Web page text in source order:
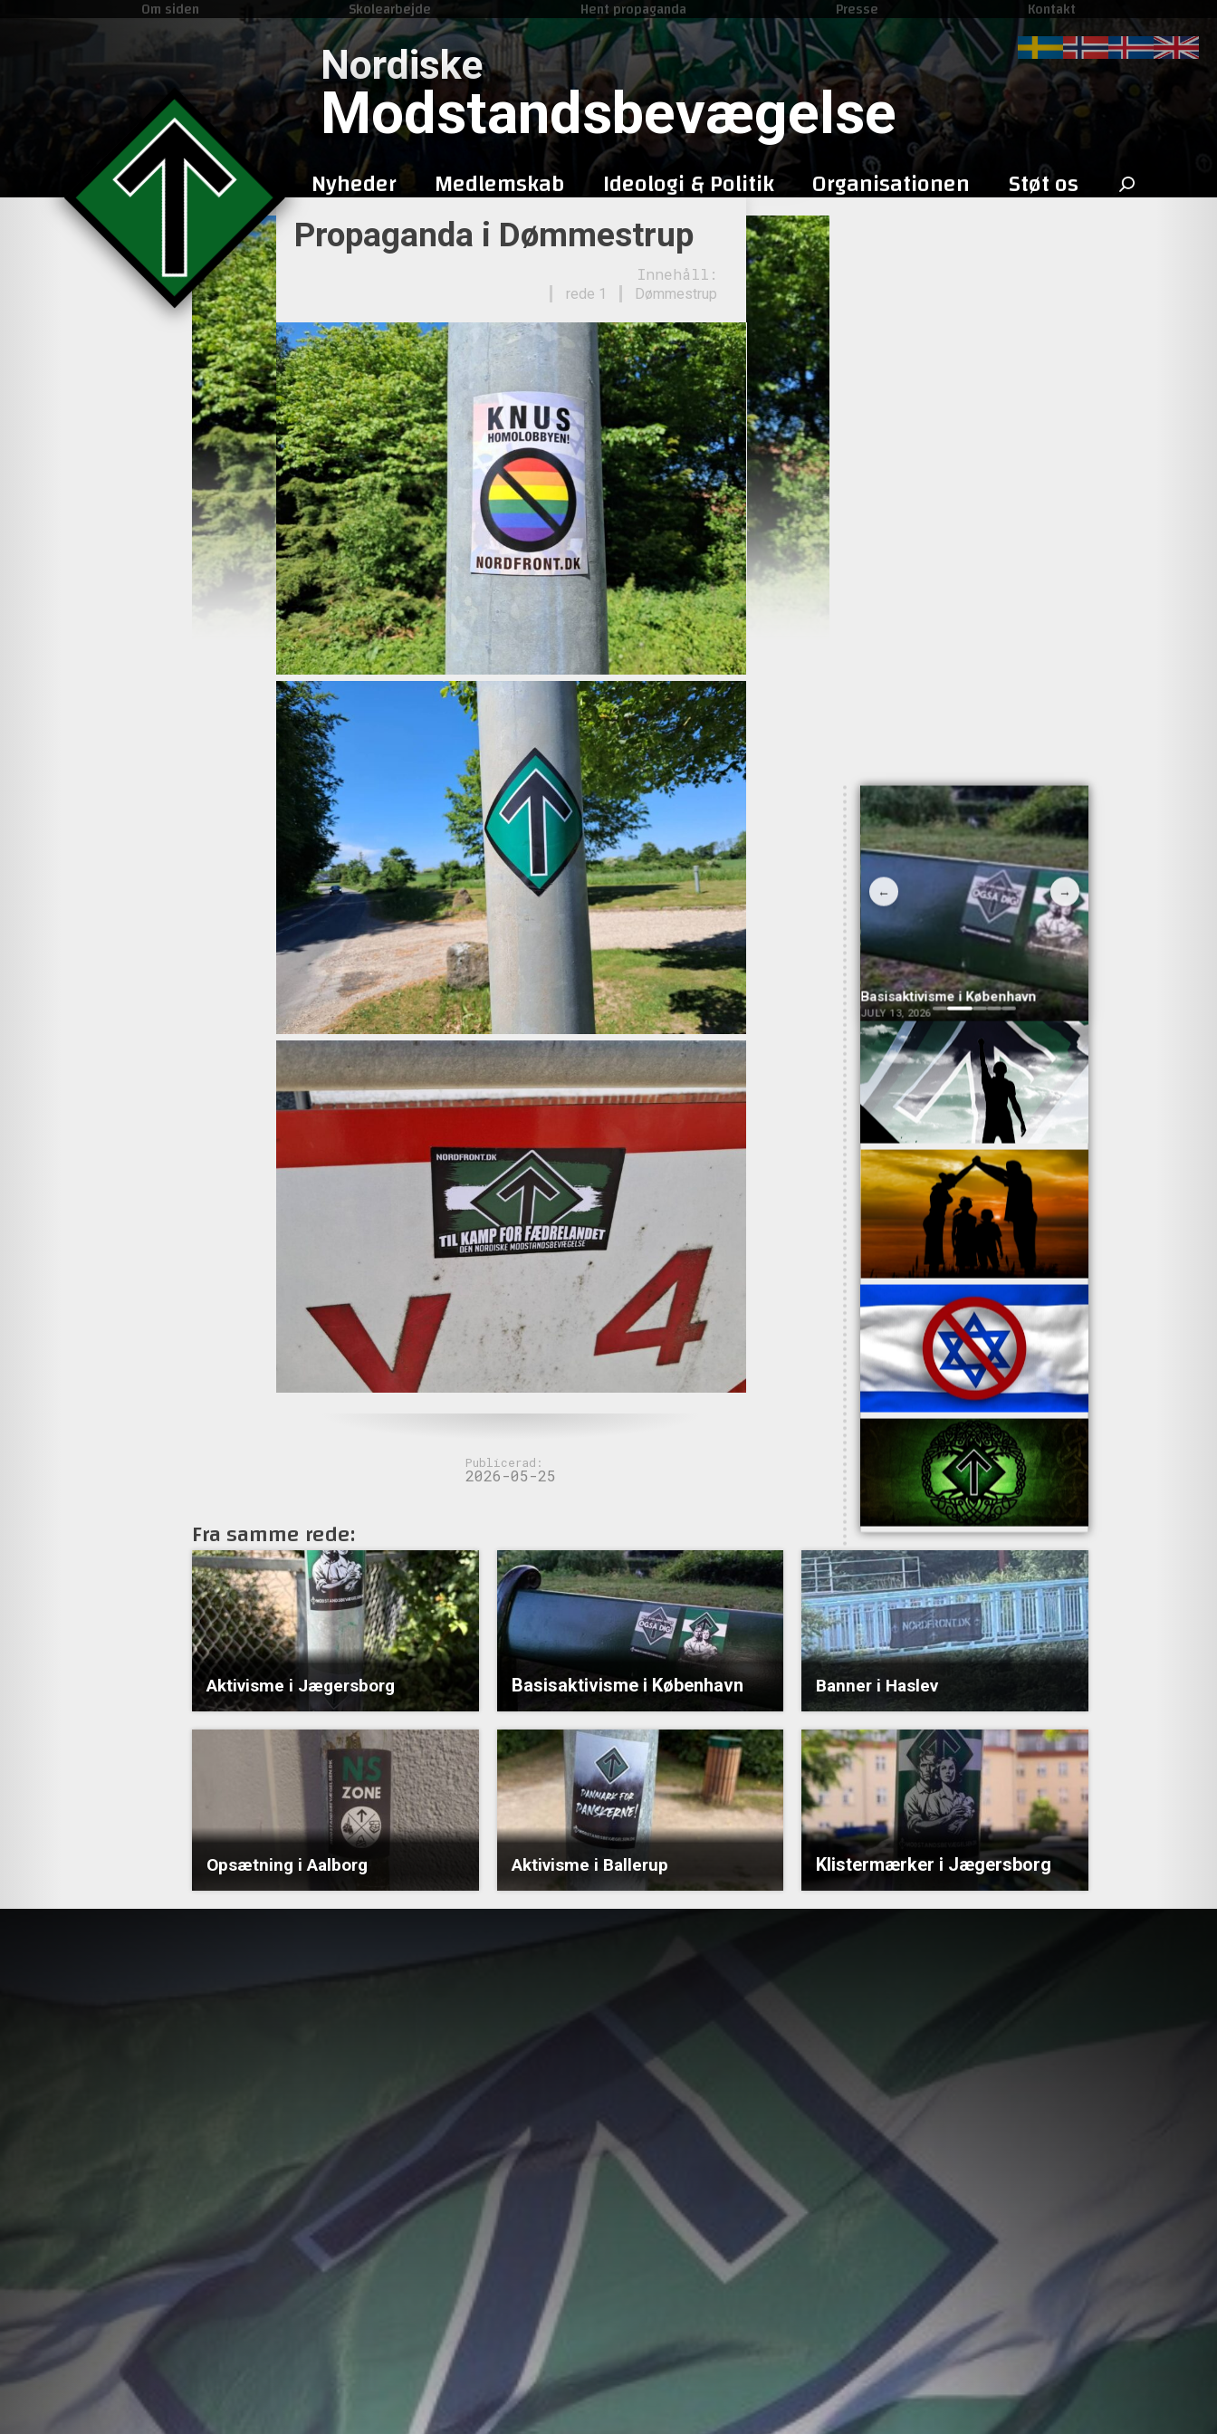
Skip
to
content
Om siden Skolearbejde Hent propaganda Presse Kontakt
Nordiske
Modstandsbevægelse
Nyheder Medlemskab Ideologi & Politik Organisationen Støt os Search
for:
Propaganda i Dømmestrup
Innehåll:
Dømmestrup
rede 1
Publicerad:
2026-05-25
←
Aktivisme i Jægersborg
JULY 13, 2026
Basisaktivisme i København
JULY 13, 2026
→
Fra samme rede:
Aktivisme i Jægersborg Basisaktivisme i København Banner i Haslev
Opsætning i Aalborg Aktivisme i Ballerup Klistermærker i Jægersborg